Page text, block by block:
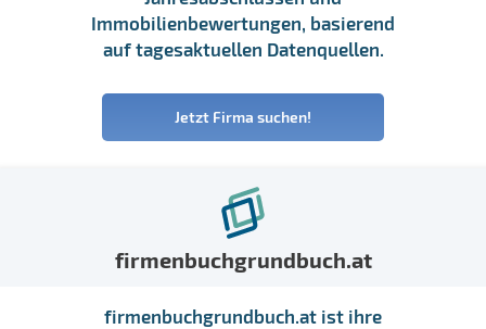
Immobilienbewertungen, basierend
auf tagesaktuellen Datenquellen.
Jetzt Firma suchen!
firmenbuchgrundbuch.at
firmenbuchgrundbuch.at ist ihre